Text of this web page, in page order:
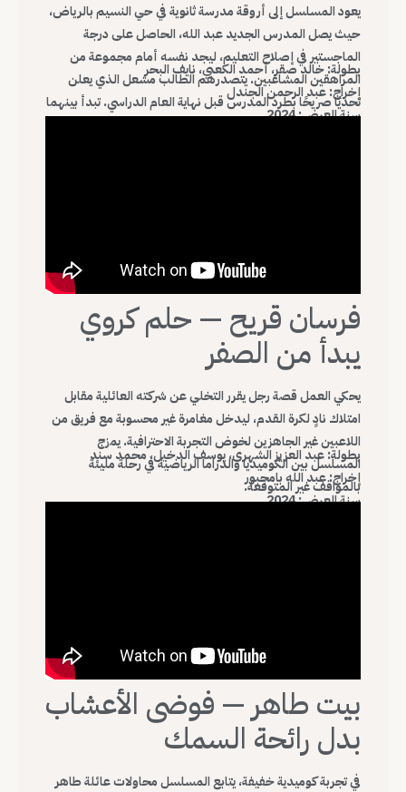
يعود المسلسل إلى أروقة مدرسة ثانوية في حي النسيم بالرياض،
حيث يصل المدرس الجديد عبد الله، الحاصل على درجة
الماجستير في إصلاح التعليم، ليجد نفسه أمام مجموعة من
المراهقين المشاغبين. يتصدرهم الطالب مشعل الذي يعلن
تحديًا صريحًا بطرد المدرس قبل نهاية العام الدراسي. تبدأ بينهما
بطولة: خالد صقر، أحمد الكعبي، نايف البحر
إخراج: عبد الرحمن الجندل
سنة العرض: 2024
فرسان قريح — حلم كروي
يبدأ من الصفر
يحكي العمل قصة رجل يقرر التخلي عن شركته العائلية مقابل
امتلاك نادٍ لكرة القدم، ليدخل مغامرة غير محسوبة مع فريق من
اللاعبين غير الجاهزين لخوض التجربة الاحترافية. يمزج
المسلسل بين الكوميديا والدراما الرياضية في رحلة مليئة
بالمواقف غير المتوقعة.
بطولة: عبد العزيز الشهري، يوسف الدخيل، محمد سند
إخراج: عبد الله بامجبور
سنة العرض: 2024
بيت طاهر — فوضى الأعشاب
بدل رائحة السمك
في تجربة كوميدية خفيفة، يتابع المسلسل محاولات عائلة طاهر